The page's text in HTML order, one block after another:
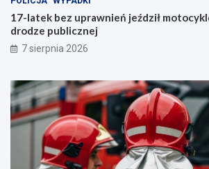
17-latek bez uprawnień jeździł
drodze publicznej
7 sierpnia 2026